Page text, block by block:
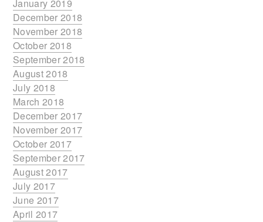
January 2019
December 2018
November 2018
October 2018
September 2018
August 2018
July 2018
March 2018
December 2017
November 2017
October 2017
September 2017
August 2017
July 2017
June 2017
April 2017